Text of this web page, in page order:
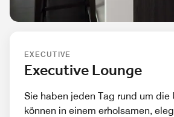
EXECUTIVE
Executive Lounge
Sie haben jeden Tag rund um die
können in einem erholsamen,